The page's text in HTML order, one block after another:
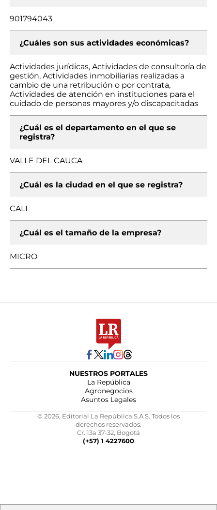
901794043
¿Cuáles son sus actividades económicas?
Actividades jurídicas, Actividades de consultoría de
gestión, Actividades inmobiliarias realizadas a
cambio de una retribución o por contrata,
Actividades de atención en instituciones para el
cuidado de personas mayores y/o discapacitadas
¿Cuál es el departamento en el que se
registra?
VALLE DEL CAUCA
¿Cuál es la ciudad en el que se registra?
CALI
¿Cuál es el tamaño de la empresa?
MICRO
NUESTROS PORTALES
La República
Agronegocios
Asuntos Legales
© 2026, Editorial La República S.A.S. Todos los
derechos reservados.
Cr. 13a 37-32, Bogotá
(+57) 1 4227600